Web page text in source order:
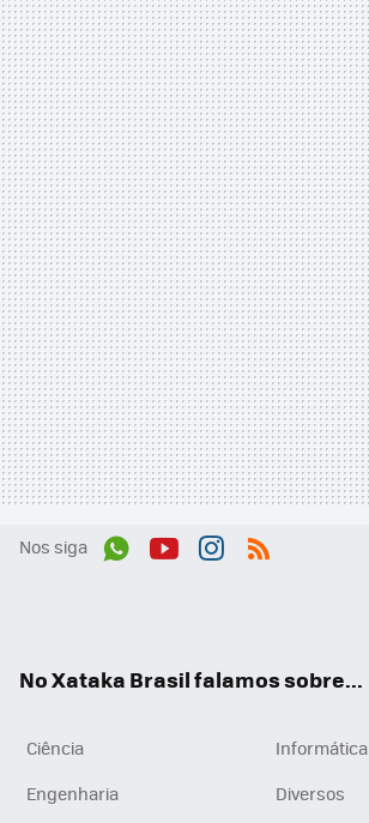
Nos siga
No Xataka Brasil falamos sobre...
Ciência
Informática
Engenharia
Diversos